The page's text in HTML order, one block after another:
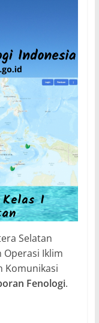
Selatan
Operasi Iklim
Komunikasi
Fenologi.